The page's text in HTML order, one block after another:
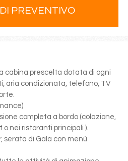
PREVENTIVO
cabina prescelta dotata di ogni
aria condizionata, telefono, TV
completa a bordo (colazione,
nei ristoranti principali ).
serata di Gala con menù